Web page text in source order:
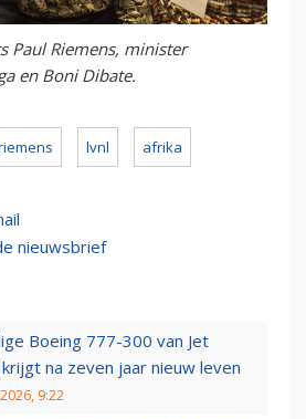
Paul Riemens, minister
en Boni Dibate.
lvnl afrika
nieuwsbrief
Boeing 777-300 van Jet
na zeven jaar nieuw leven
9:22